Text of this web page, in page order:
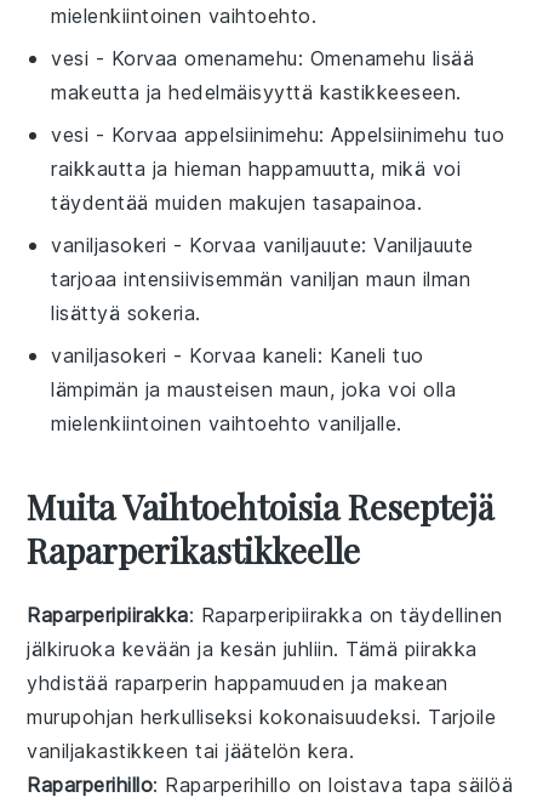
mielenkiintoinen vaihtoehto.
vesi - Korvaaomenamehu: Omenamehu lisää
makeutta ja hedelmäisyyttä kastikkeeseen.
vesi - Korvaaappelsiinimehu: Appelsiinimehu tuo
raikkautta ja hieman happamuutta, mikä voi
täydentää muiden makujen tasapainoa.
vaniljasokeri - Korvaa vaniljauute: Vaniljauute
tarjoaa intensiivisemmän vaniljan maun ilman
lisättyä sokeria.
vaniljasokeri - Korvaa kaneli: Kaneli tuo
lämpimän ja mausteisen maun, joka voi olla
mielenkiintoinen vaihtoehto vaniljalle.
Muita Vaihtoehtoisia Reseptejä
Raparperikastikkeelle
Raparperipiirakka: Raparperipiirakka on täydellinen
jälkiruoka kevään ja kesän juhliin. Tämä piirakka
yhdistää raparperin happamuuden ja makean
murupohjan herkulliseksi kokonaisuudeksi. Tarjoile
vaniljakastikkeen taijäätelön kera.
Raparperihillo: Raparperihillo on loistava tapa säilöä